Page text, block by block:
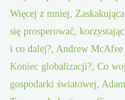
Więcej z mniej,
się prosperować,
i co dalej?, Andrew McAfee
Koniec globalizacji?, Co
gospodarki światowej,